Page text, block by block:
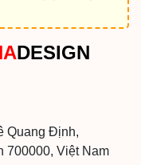
DESIGN
Quang Định,
700000, Việt Nam